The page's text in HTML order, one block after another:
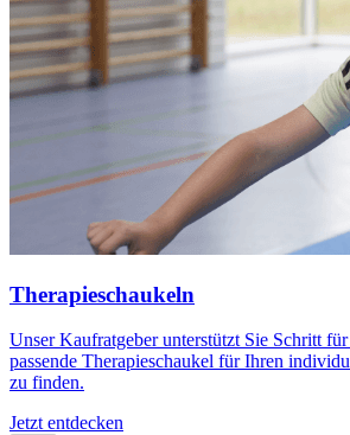
Therapieschaukeln
Unser Kaufratgeber unterstützt Sie Schritt
passende Therapieschaukel für Ihren
zu finden.
Jetzt entdecken